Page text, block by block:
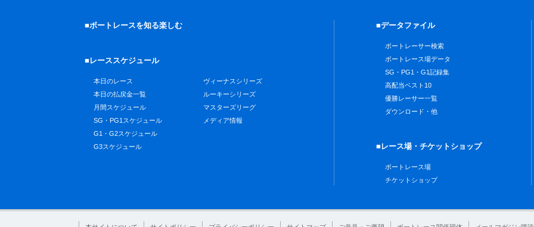
■ボートレースを知る楽しむ
■レーススケジュール
本日のレース
本日の払戻金一覧
月間スケジュール
SG・PG1スケジュール
G1・G2スケジュール
G3スケジュール
ヴィーナスシリーズ
ルーキーシリーズ
マスターズリーグ
メディア情報
■データファイル
ボートレーサー検索
ボートレース場データ
SG・PG1・G1記録集
高配当ベスト10
優勝レーサー一覧
ダウンロード・他
■レース場・チケットショップ
ボートレース場
チケットショップ